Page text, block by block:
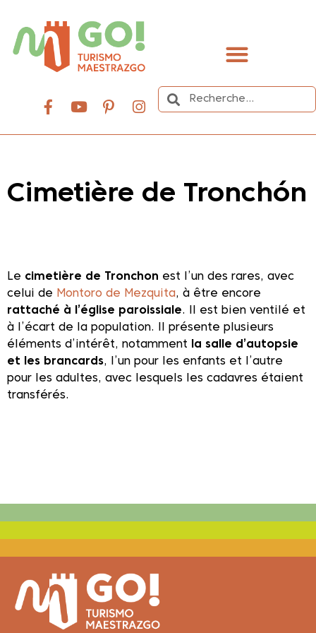
Cimetière de Tronchón
Le cimetière de Tronchon est l’un des rares, avec
celui de
Montoro de Mezquita , à être encore
rattaché à l’église paroissiale. Il est bien ventilé et
à l’écart de la population. Il présente plusieurs
éléments d’intérêt, notamment
la salle d’autopsie
et les brancards, l’un pour les enfants et l’autre
pour les adultes, avec lesquels les cadavres étaient
transférés.